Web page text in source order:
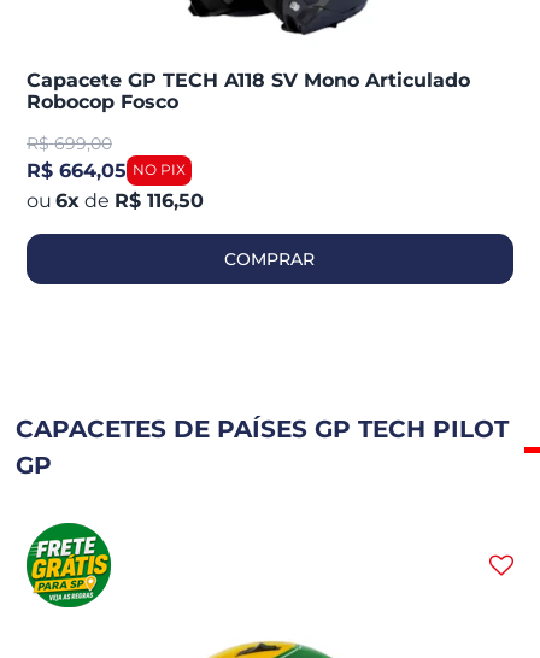
Capacete GP TECH A118 SV Mono Articulado
Robocop Fosco
R$ 699,00
R$ 664,05
6x de R$ 116,50
COMPRAR
CAPACETES DE PAÍSES GP TECH PILOT
GP